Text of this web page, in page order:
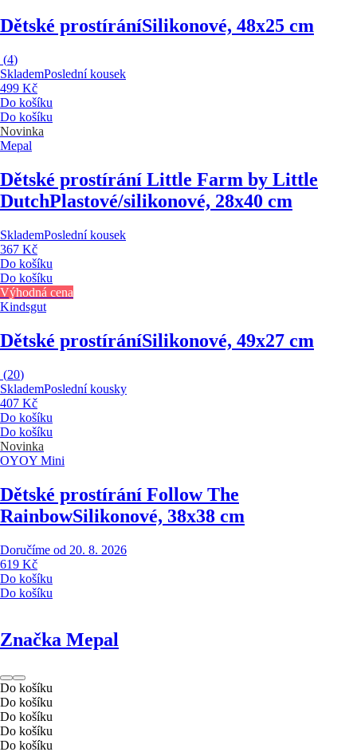
Dětské prostíráníSilikonové, 48x25 cm
(4)
SklademPoslední kousek
499 Kč
Do košíku
Do košíku
Novinka
Mepal
Dětské prostírání Little Farm by Little
DutchPlastové/silikonové, 28x40 cm
SklademPoslední kousek
367 Kč
Do košíku
Do košíku
Výhodná cena
Kindsgut
Dětské prostíráníSilikonové, 49x27 cm
(20)
SklademPoslední kousky
407 Kč
Do košíku
Do košíku
Novinka
OYOY Mini
Dětské prostírání Follow The
RainbowSilikonové, 38x38 cm
Doručíme od 20. 8. 2026
619 Kč
Do košíku
Do košíku
Značka Mepal
Do košíku
Do košíku
Do košíku
Do košíku
Do košíku